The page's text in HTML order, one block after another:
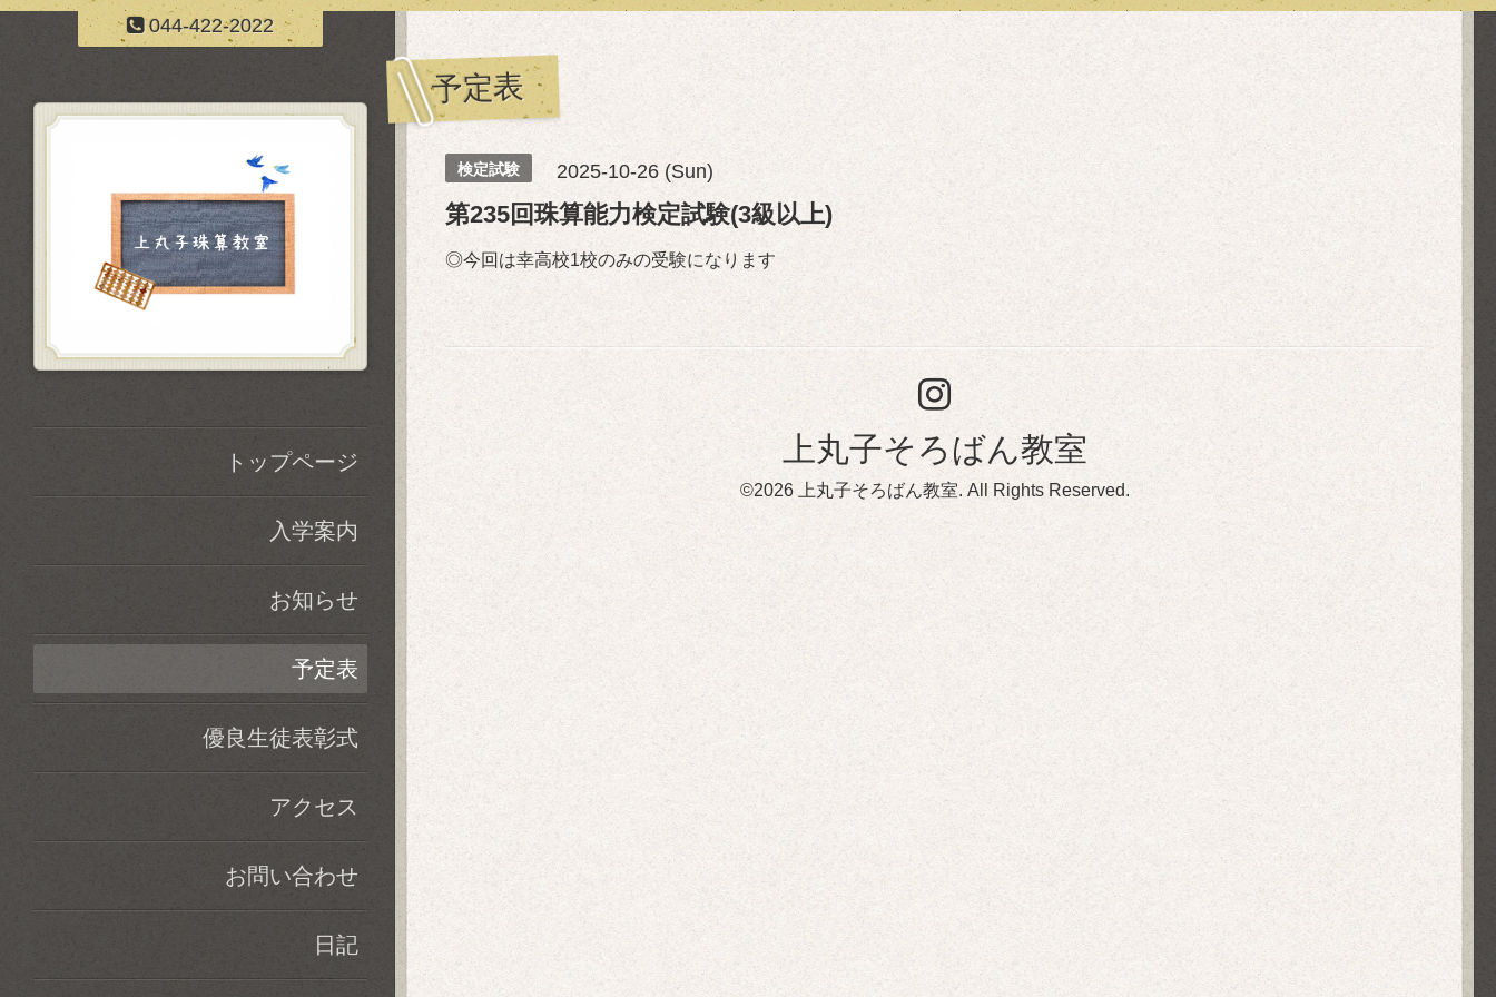
044-422-2022
予定表
検定試験 2025-10-26 (Sun)
第235回珠算能力検定試験(3級以上)
◎今回は幸高校1校のみの受験になります
上丸子そろばん教室
©2026 上丸子そろばん教室. All Rights Reserved.
トップページ
入学案内
お知らせ
予定表
優良生徒表彰式
アクセス
お問い合わせ
日記